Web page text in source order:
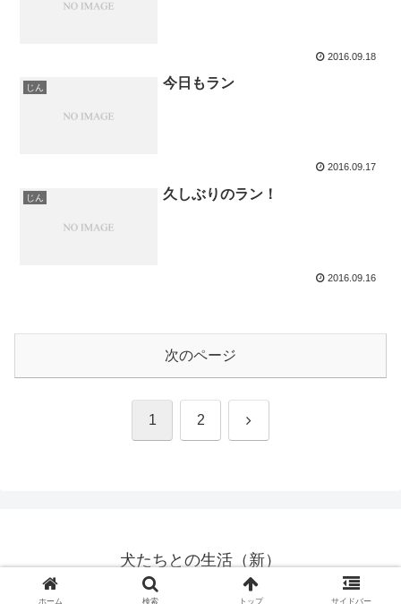
2016.09.18
じん 今日もラン
2016.09.17
じん 久しぶりのラン！
2016.09.16
次のページ
1 2 次
犬たちとの生活（新）
© 2014 犬たちとの生活（新）.
ホーム 検索 トップ サイドバー